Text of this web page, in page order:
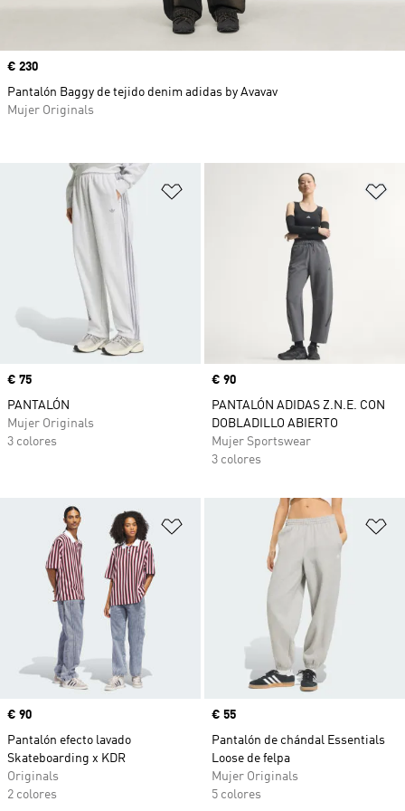
Añadir a la lista de deseos
Precio
€ 75
PANTALÓN
Mujer Originals
3 colores
Precio
€ 90
PANTALÓN ADIDAS Z.N.E. CON
DOBLADILLO ABIERTO
Mujer Sportswear
3 colores
Añadir a la lista de deseos
Precio
€ 90
Pantalón efecto lavado
Skateboarding x KDR
Originals
2 colores
Precio
€ 55
Pantalón de chándal Essentials
Loose de felpa
Mujer Originals
5 colores
Precio
€ 230
Pantalón Baggy de tejido denim adidas by Avavav
Mujer Originals